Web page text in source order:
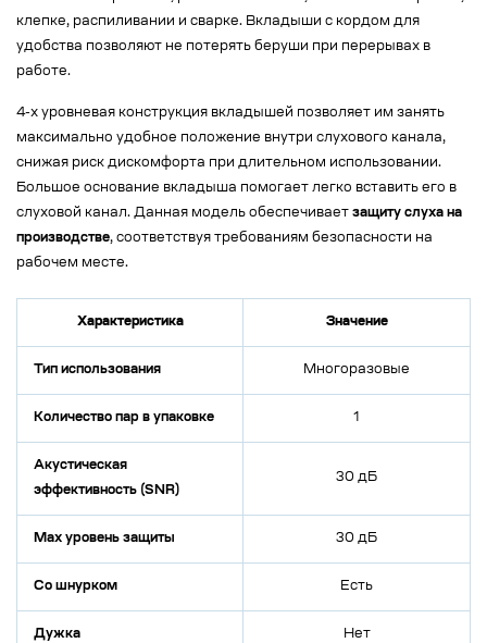
клепке, распиливании и сварке. Вкладыши с кордом для
удобства позволяют не потерять беруши при перерывах в
работе.
4-х уровневая конструкция вкладышей позволяет им занять
максимально удобное положение внутри слухового канала,
снижая риск дискомфорта при длительном использовании.
Большое основание вкладыша помогает легко вставить его в
слуховой канал. Данная модель обеспечивает защиту слуха на
производстве, соответствуя требованиям безопасности на
рабочем месте.
Характеристика Значение
Тип использования Многоразовые
Количество пар в упаковке 1
Акустическая
эффективность (SNR)
30 дБ
Max уровень защиты 30 дБ
Со шнурком Есть
Дужка Нет